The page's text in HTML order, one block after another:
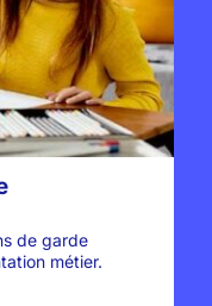
de garde
métier.